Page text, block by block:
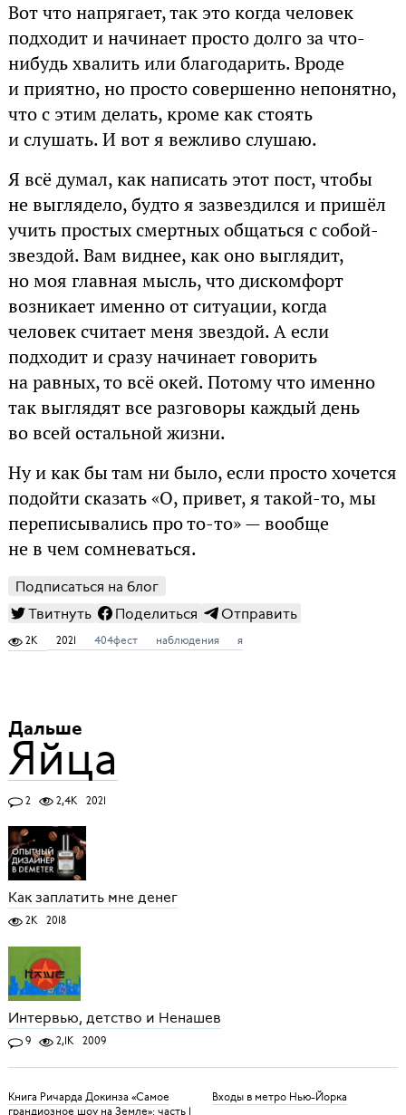
Вот что напрягает, так это когда человек
подходит и начинает просто долго за что-
нибудь хвалить или благодарить. Вроде
и приятно, но просто совершенно непонятно,
что с этим делать, кроме как стоять
и слушать. И вот я вежливо слушаю.
Я всё думал, как написать этот пост, чтобы
не выглядело, будто я зазвездился и пришёл
учить простых смертных общаться с собой-
звездой. Вам виднее, как оно выглядит,
но моя главная мысль, что дискомфорт
возникает именно от ситуации, когда
человек считает меня звездой. А если
подходит и сразу начинает говорить
на равных, то всё окей. Потому что именно
так выглядят все разговоры каждый день
во всей остальной жизни.
Ну и как бы там ни было, если просто хочется
подойти сказать «О, привет, я такой-то, мы
переписывались про то-то» — вообще
не в чем сомневаться.
Подписаться на блог
Твитнуть
Поделиться Отправить
2K 2021 404фест наблюдения я
Дальше
Яйца
2 2,4K 2021
Как заплатить мне денег
2K 2018
Интервью, детство и Ненашев
9 2,1K 2009
Книга Ричарда Докинза «Самое
грандиозное шоу на Земле»: часть 1
Входы в метро Нью-Йорка